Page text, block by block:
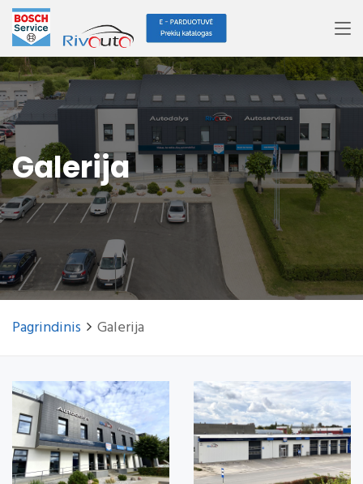
Galerija
Pagrindinis Galerija